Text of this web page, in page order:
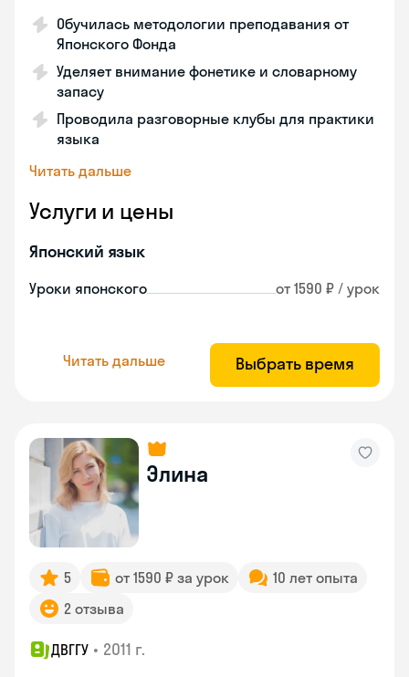
Обучилась методологии преподавания от
Японского Фонда
Уделяет внимание фонетике и словарному
запасу
Проводила разговорные клубы для практики
языка
Читать дальше
Услуги и цены
Японский язык
Уроки японского от 1590 ₽ / урок
Читать дальше Выбрать время
Элина
5 от 1590 ₽ за урок
10 лет опыта
2 отзыва
ДВГГУ • 2011 г.